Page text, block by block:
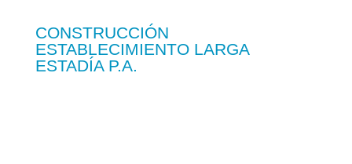
CONSTRUCCIÓN
ESTABLECIMIENTO LARGA
ESTADÍA P.A.